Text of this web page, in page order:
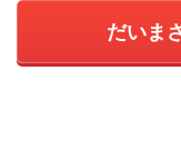
だいま